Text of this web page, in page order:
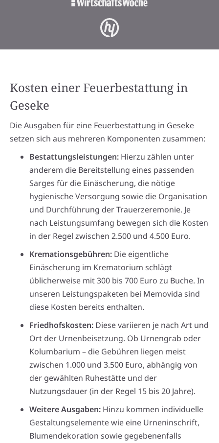
Kosten einer Feuerbestattung in
Geseke
Die Ausgaben für eine Feuerbestattung in Geseke
setzen sich aus mehreren Komponenten zusammen:
Bestattungsleistungen: Hierzu zählen unter
anderem die Bereitstellung eines passenden
Sarges für die Einäscherung, die nötige
hygienische Versorgung sowie die Organisation
und Durchführung der Trauerzeremonie. Je
nach Leistungsumfang bewegen sich die Kosten
in der Regel zwischen 2.500 und 4.500 Euro.
Kremationsgebühren: Die eigentliche
Einäscherung im Krematorium schlägt
üblicherweise mit 300 bis 700 Euro zu Buche. In
unseren Leistungspaketen bei Memovida sind
diese Kosten bereits enthalten.
Friedhofskosten: Diese variieren je nach Art und
Ort der Urnenbeisetzung. Ob Urnengrab oder
Kolumbarium – die Gebühren liegen meist
zwischen 1.000 und 3.500 Euro, abhängig von
der gewählten Ruhestätte und der
Nutzungsdauer (in der Regel 15 bis 20 Jahre).
Weitere Ausgaben: Hinzu kommen individuelle
Gestaltungselemente wie eine Urneninschrift,
Blumendekoration sowie gegebenenfalls